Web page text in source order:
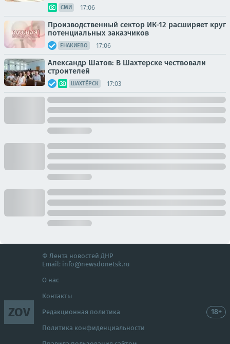
СМИ 17:06
Производственный сектор ИК-12 расширяет круг
потенциальных заказчиков
ЕНАКИЕВО 17:06
Александр Шатов: В Шахтерске чествовали
строителей
ШАХТЁРСК 17:03
ZOV
© Лента новостей ДНР
Email: info@newsdonetsk.ru
О нас
Контакты
Редакционная политика
Политика конфиденциальности
18+